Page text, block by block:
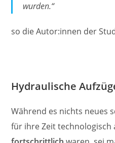
wurden.“
so die Autor:innen der
Hydraulische
Während es nichts neues
für ihre Zeit technologisch